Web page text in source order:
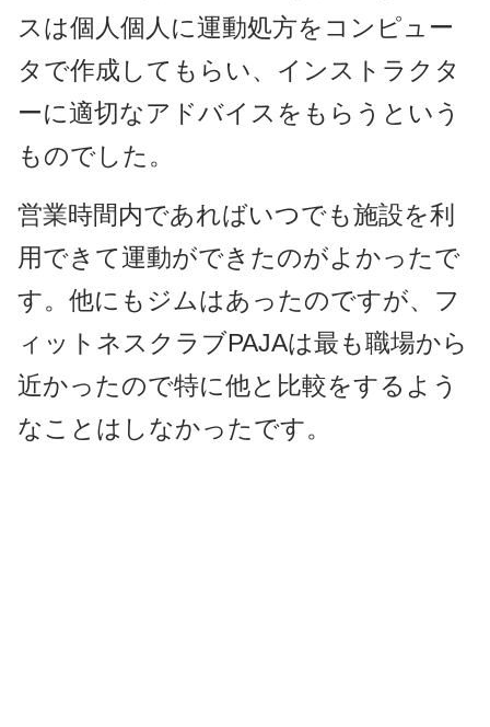
スは個人個人に運動処方をコンピュー
タで作成してもらい、インストラクタ
ーに適切なアドバイスをもらうという
ものでした。
営業時間内であればいつでも施設を利
用できて運動ができたのがよかったで
す。他にもジムはあったのですが、フ
ィットネスクラブPAJAは最も職場から
近かったので特に他と比較をするよう
なことはしなかったです。